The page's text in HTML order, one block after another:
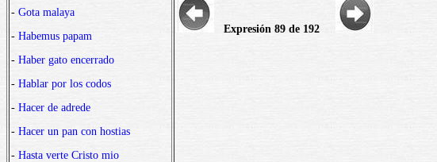
- Gota malaya
- Habemus papam
- Haber gato encerrado
- Hablar por los codos
- Hacer de adrede
- Hacer un pan con hostias
- Hasta verte Cristo mio
Expresión 89 de 192